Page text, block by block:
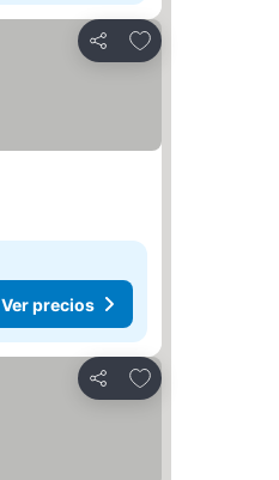
Compartir
Añadir a favoritos
Ver precios
Compartir
Añadir a favoritos